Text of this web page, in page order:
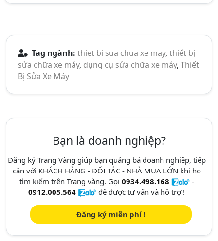
Tag ngành: thiet bi sua chua xe may, thiết bị
sửa chữa xe máy, dụng cụ sửa chữa xe máy, Thiết
Bị Sửa Xe Máy
Bạn là doanh nghiệp?
Đăng ký Trang Vàng giúp bạn quảng bá doanh nghiêp, tiếp
cận với KHÁCH HÀNG - ĐỐI TÁC - NHÀ MUA LỚN khi họ
tìm kiếm trên Trang vàng. Gọi 0934.498.168
-
0912.005.564
để được tư vấn và hỗ trợ !
Đăng ký miễn phí !